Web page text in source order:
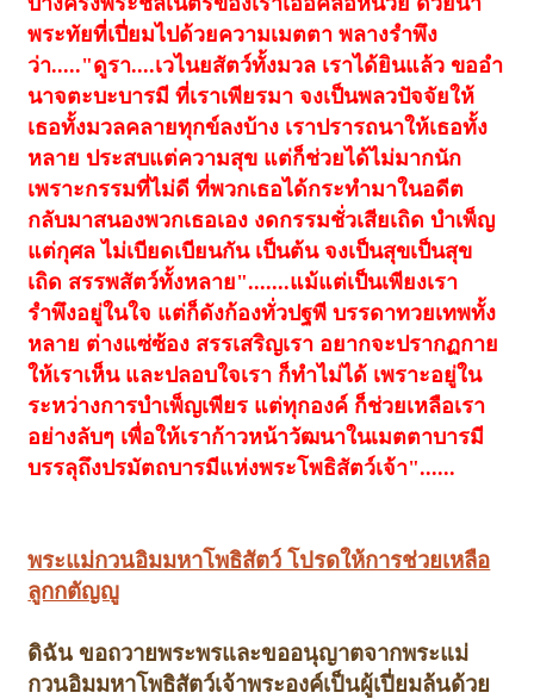
พระทัยที่เปี่ยมไปด้วยความเมตตา พลางรำพึง
ว่า....."ดูรา....เวไนยสัตว์ทั้งมวล เราได้ยินแล้ว ขออำ
นาจตะบะบารมี ที่เราเพียรมา จงเป็นพลวปัจจัยให้
เธอทั้งมวลคลายทุกข์ลงบ้าง เราปรารถนาให้เธอทั้ง
หลาย ประสบแต่ความสุข แต่ก็ช่วยได้ไม่มากนัก
เพราะกรรมที่ไม่ดี ที่พวกเธอได้กระทำมาในอดีต
กลับมาสนองพวกเธอเอง งดกรรมชั่วเสียเถิด บำเพ็ญ
แต่กุศล ไม่เบียดเบียนกัน เป็นต้น จงเป็นสุขเป็นสุข
เถิด สรรพสัตว์ทั้งหลาย".......แม้แต่เป็นเพียงเรา
รำพึงอยู่ในใจ แต่ก็ดังก้องทั่วปฐพี บรรดาทวยเทพทั้ง
หลาย ต่างแซ่ซ้อง สรรเสริญเรา อยากจะปรากฏกาย
ให้เราเห็น และปลอบใจเรา ก็ทำไม่ได้ เพราะอยู่ใน
ระหว่างการบำเพ็ญเพียร แต่ทุกองค์ ก็ช่วยเหลือเรา
อย่างลับๆ เพื่อให้เราก้าวหน้าวัฒนาในเมตตาบารมี
บรรลุถึงปรมัตถบารมีแห่งพระโพธิสัตว์เจ้า"......
พระแม่กวนอิมมหาโพธิสัตว์ โปรดให้การช่วยเหลือ
ลูกกตัญญู
ดิฉัน ขอถวายพระพรและขออนุญาตจากพระแม่
กวนอิมมหาโพธิสัตว์เจ้าพระองค์เป็นผู้เปี่ยมล้นด้วย